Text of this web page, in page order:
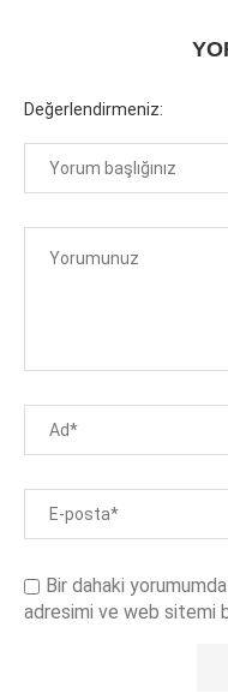
Değerlendirmeniz:
Bir dahaki
adresimi ve web sitemi